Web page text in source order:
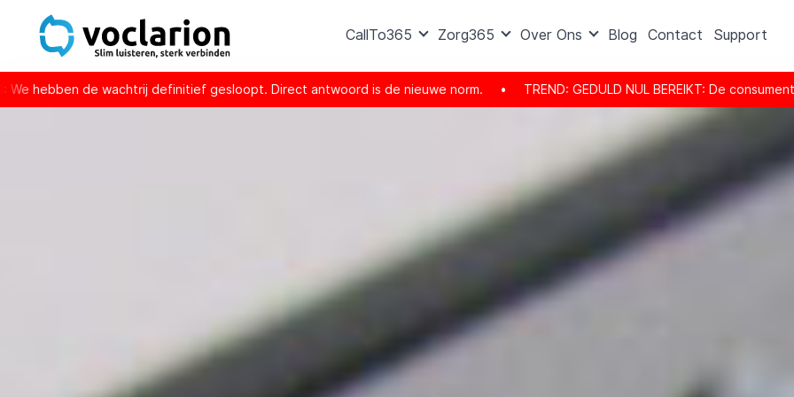
CallTo365 Zorg365 Over Ons Blog Contact Support
definitief gesloopt. Direct antwoord is de nieuwe norm. • TREND: GEDULD NUL BEREIKT: De consument is er helemaal